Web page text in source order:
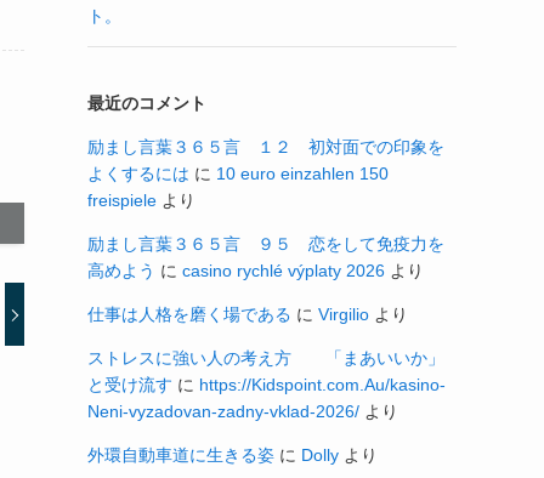
ト。
最近のコメント
励まし言葉３６５言 １２ 初対面での印象を
よくするには に 10 euro einzahlen 150
freispiele より
励まし言葉３６５言 ９５ 恋をして免疫力を
高めよう に casino rychlé výplaty 2026 より
仕事は人格を磨く場である に Virgilio より
ストレスに強い人の考え方 「まあいいか」
と受け流す に https://Kidspoint.com.Au/kasino-
Neni-vyzadovan-zadny-vklad-2026/ より
外環自動車道に生きる姿 に Dolly より